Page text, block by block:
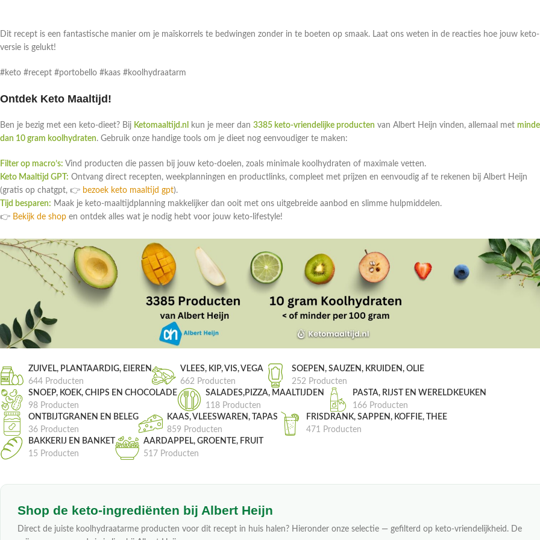
Dit recept is een fantastische manier om je maïskorrels te bedwingen zonder in te boeten op smaak. Laat ons weten in de reacties hoe jouw keto-
versie is gelukt!
#keto #recept #portobello #kaas #koolhydraatarm
Ontdek Keto Maaltijd!
Ben je bezig met een keto-dieet? Bij Ketomaaltijd.nl kun je meer dan 3385 keto-vriendelijke producten van Albert Heijn vinden, allemaal met
dan 10 gram koolhydraten. Gebruik onze handige tools om je dieet nog eenvoudiger te maken:
Filter op macro’s: Vind producten die passen bij jouw keto-doelen, zoals minimale koolhydraten of maximale vetten.
Keto Maaltijd GPT: Ontvang direct recepten, weekplanningen en productlinks, compleet met prijzen en eenvoudig af te rekenen bij Albert Heijn
(gratis op chatgpt, 👉 bezoek keto maaltijd gpt).
Tijd besparen: Maak je keto-maaltijdplanning makkelijker dan ooit met ons uitgebreide aanbod en slimme hulpmiddelen.
👉 Bekijk de shop en ontdek alles wat je nodig hebt voor jouw keto-lifestyle!
ZUIVEL, PLANTAARDIG, EIEREN
644 Producten
VLEES, KIP, VIS, VEGA
662 Producten
SOEPEN, SAUZEN, KRUIDEN, OLIE
252 Producten
SNOEP, KOEK, CHIPS EN CHOCOLADE
98 Producten
SALADES,PIZZA, MAALTIJDEN
118 Producten
PASTA, RIJST EN WERELDKEUKEN
166 Producten
ONTBIJTGRANEN EN BELEG
36 Producten
KAAS, VLEESWAREN, TAPAS
859 Producten
FRISDRANK, SAPPEN, KOFFIE, THEE
471 Producten
BAKKERIJ EN BANKET
15 Producten
AARDAPPEL, GROENTE, FRUIT
517 Producten
Shop de keto-ingrediënten bij Albert Heijn
Direct de juiste koolhydraatarme producten voor dit recept in huis halen? Hieronder onze selectie — gefilterd op keto-vriendelijkheid. De